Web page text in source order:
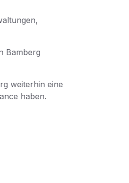
Bamberg
weiterhin eine
haben.